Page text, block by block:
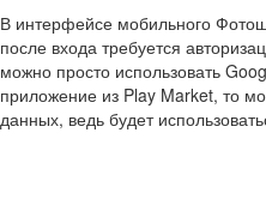
В интерфейсе мобильного
после входа требуется
можно просто использовать
приложение из Play Market, то
данных, ведь будет